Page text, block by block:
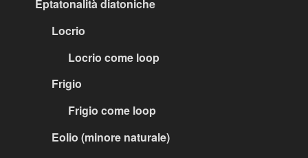
Eptatonalità diatoniche
Locrio
Locrio come loop
Frigio
Frigio come loop
Eolio (minore naturale)